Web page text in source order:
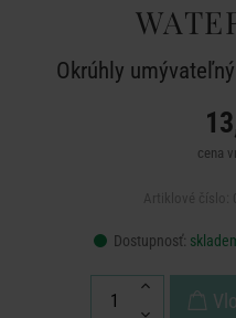
Okrúhly
cena
Dostupnosť: